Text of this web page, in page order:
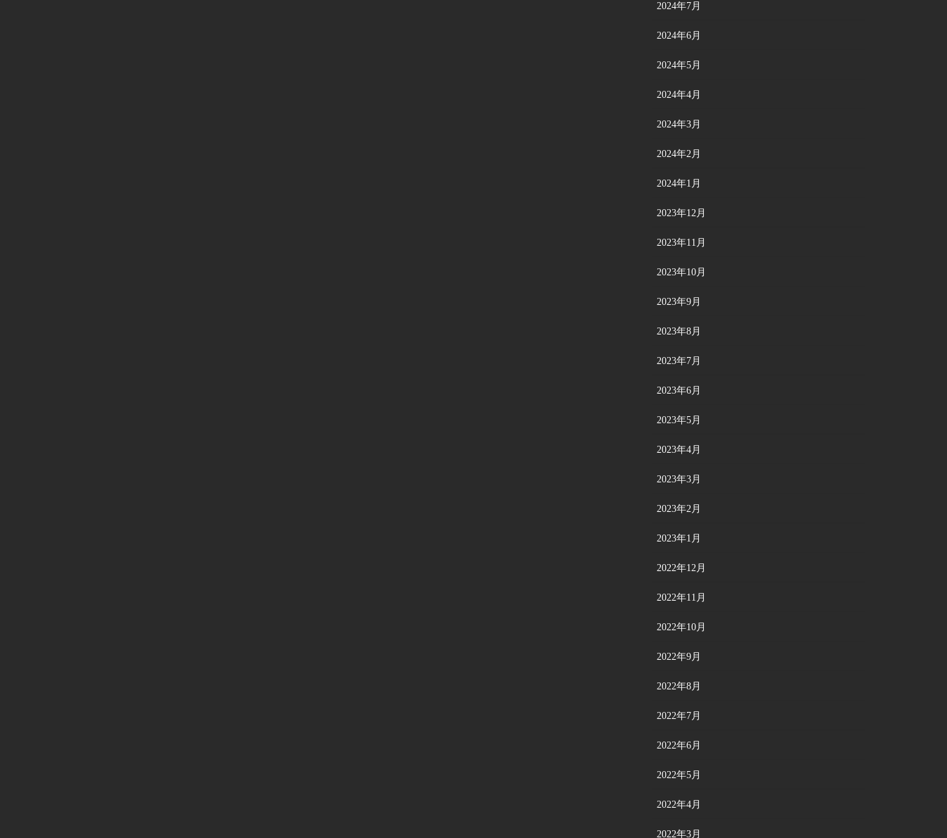
2024年7月
2024年6月
2024年5月
2024年4月
2024年3月
2024年2月
2024年1月
2023年12月
2023年11月
2023年10月
2023年9月
2023年8月
2023年7月
2023年6月
2023年5月
2023年4月
2023年3月
2023年2月
2023年1月
2022年12月
2022年11月
2022年10月
2022年9月
2022年8月
2022年7月
2022年6月
2022年5月
2022年4月
2022年3月